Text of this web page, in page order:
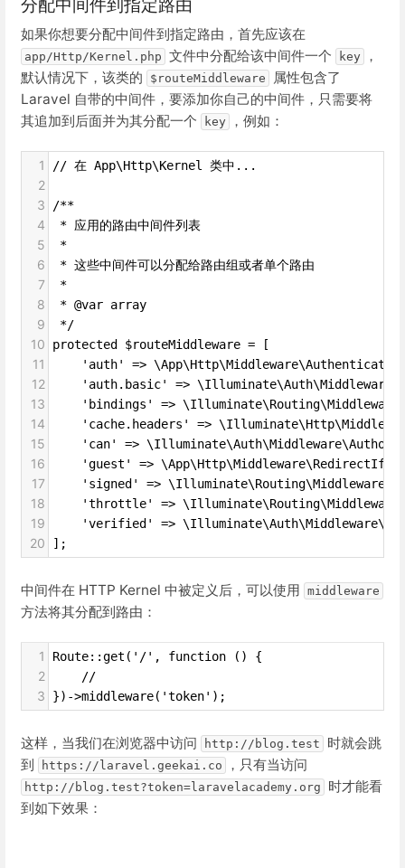
分配中间件到指定路由
如果你想要分配中间件到指定路由，首先应该在
app/Http/Kernel.php 文件中分配给该中间件一个 key
，
默认情况下，该类的
$routeMiddleware
属性包含了
Laravel 自带的中间件，要添加你自己的中间件，只需要将
其追加到后面并为其分配一个
key ，例如：
1 // 在 App\Http\Kernel 类中...
2
3
/**
4 * 应用的路由中间件列表
5 *
6 * 这些中间件可以分配给路由组或者单个路由
7 *
8 * @var array
9 */
10 protected $routeMiddleware = [
11
'auth' =>
12
'auth.basic' =>
13
'bindings' =>
14
'cache.headers' =>
15
'can' =>
16
'guest' =>
17
'signed' =>
18
'throttle' =>
19
'verified' =>
20 ];
中间件在 HTTP Kernel 中被定义后，可以使用 middleware
方法将其分配到路由：
1 Route::get('/', function () {
2
    //
3 })->middleware('token');
这样，当我们在浏览器中访问 http://blog.test
时就会跳
到
https://laravel.geekai.co ，只有当访问
http://blog.test?token=laravelacademy.org
时才能看
到如下效果：